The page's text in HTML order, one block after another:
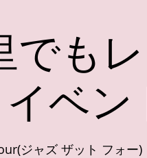
でも
ベン
ジャズ ザット フォー)